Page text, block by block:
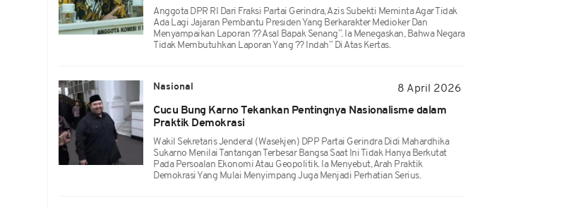
Anggota DPR RI Dari Fraksi Partai Gerindra, Azis Subekti Meminta Agar Tidak
Ada Lagi Jajaran Pembantu Presiden Yang Berkarakter Medioker Dan
Menyampaikan Laporan ?? Asal Bapak Senang”. Ia Menegaskan, Bahwa Negara
Tidak Membutuhkan Laporan Yang ?? Indah” Di Atas Kertas.
Nasional
8 April 2026
Cucu Bung Karno Tekankan Pentingnya Nasionalisme dalam
Praktik Demokrasi
Wakil Sekretaris Jenderal (Wasekjen) DPP Partai Gerindra Didi Mahardhika
Sukarno Menilai Tantangan Terbesar Bangsa Saat Ini Tidak Hanya Berkutat
Pada Persoalan Ekonomi Atau Geopolitik. Ia Menyebut, Arah Praktik
Demokrasi Yang Mulai Menyimpang Juga Menjadi Perhatian Serius.